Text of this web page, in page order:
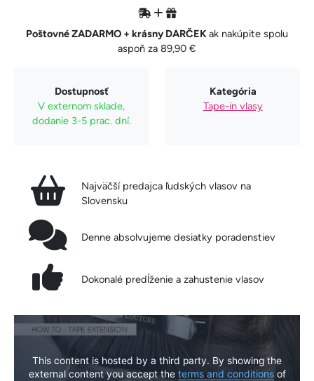
Poštovné ZADARMO + krásny DARČEKak nakúpite spolu
aspoň za 89,90 €
Dostupnosť
V externom sklade,
dodanie 3-5 prac. dní.
Kategória
Tape-in vlasy
Najväčší predajca ľudských vlasov na
Slovensku
Denne absolvujeme desiatky poradenstiev
Dokonalé predĺženie a zahustenie vlasov
This content is hosted by a third party. By showing the
external content you accept the terms and conditionsof